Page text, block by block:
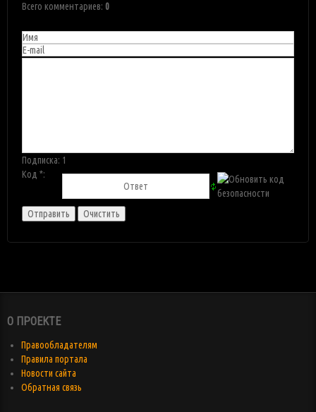
Всего комментариев: 0
Подписка: 1
Код *:
О ПРОЕКТЕ
Правообладателям
Правила портала
Новости сайта
Обратная связь